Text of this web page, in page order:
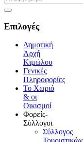
Επιλογές
Δημοτική
Αρχή
Κιμώλου
Γενικές
Πληροφορίες
Το Xωριό
& οι
Οικισμοί
Φορείς-
Σύλλογοι
Σύλλογος